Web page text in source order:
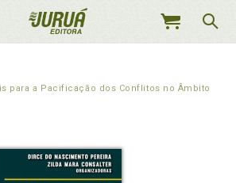
MEU
para a Pacificação dos Conflitos no Âmbito